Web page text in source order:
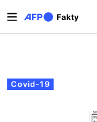
Fakty
Primárne
Covid-19